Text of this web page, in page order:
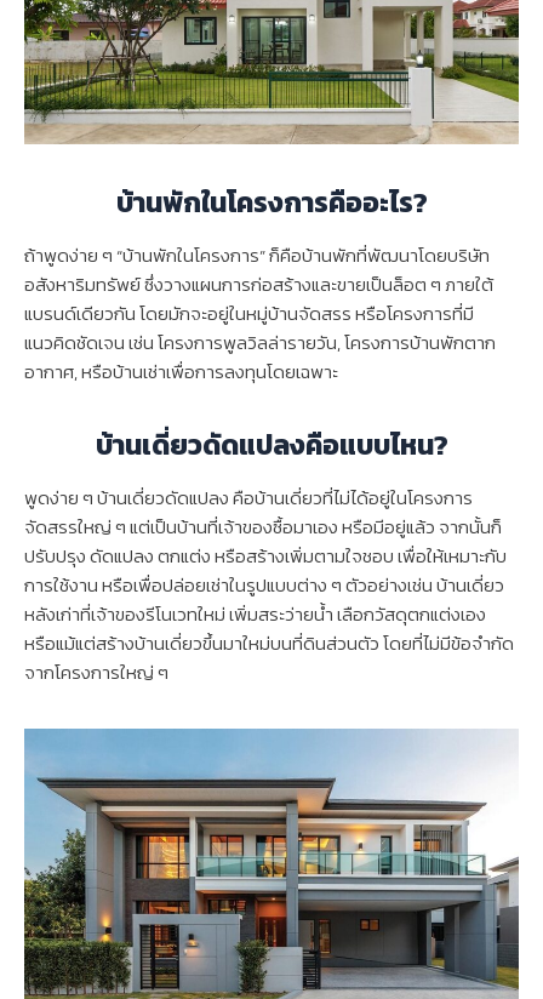
บ้านพักในโครงการคืออะไร?
ถ้าพูดง่าย ๆ “บ้านพักในโครงการ” ก็คือบ้านพักที่พัฒนาโดยบริษัท
อสังหาริมทรัพย์ ซึ่งวางแผนการก่อสร้างและขายเป็นล็อต ๆ ภายใต้
แบรนด์เดียวกัน โดยมักจะอยู่ในหมู่บ้านจัดสรร หรือโครงการที่มี
แนวคิดชัดเจน เช่น โครงการพูลวิลล่ารายวัน, โครงการบ้านพักตาก
อากาศ, หรือบ้านเช่าเพื่อการลงทุนโดยเฉพาะ
บ้านเดี่ยวดัดแปลงคือแบบไหน?
พูดง่าย ๆ บ้านเดี่ยวดัดแปลง คือบ้านเดี่ยวที่ไม่ได้อยู่ในโครงการ
จัดสรรใหญ่ ๆ แต่เป็นบ้านที่เจ้าของซื้อมาเอง หรือมีอยู่แล้ว จากนั้นก็
ปรับปรุง ดัดแปลง ตกแต่ง หรือสร้างเพิ่มตามใจชอบ เพื่อให้เหมาะกับ
การใช้งาน หรือเพื่อปล่อยเช่าในรูปแบบต่าง ๆ ตัวอย่างเช่น บ้านเดี่ยว
หลังเก่าที่เจ้าของรีโนเวทใหม่ เพิ่มสระว่ายน้ำ เลือกวัสดุตกแต่งเอง
หรือแม้แต่สร้างบ้านเดี่ยวขึ้นมาใหม่บนที่ดินส่วนตัว โดยที่ไม่มีข้อจำกัด
จากโครงการใหญ่ ๆ